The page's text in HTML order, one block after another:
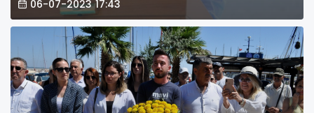
06-07-2023 17:43